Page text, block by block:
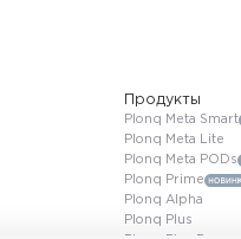
Продукты
Plonq Meta Smart
Plonq Meta Lite
Plonq Meta PODs
Plonq Prime
Plonq Alpha
Plonq Plus